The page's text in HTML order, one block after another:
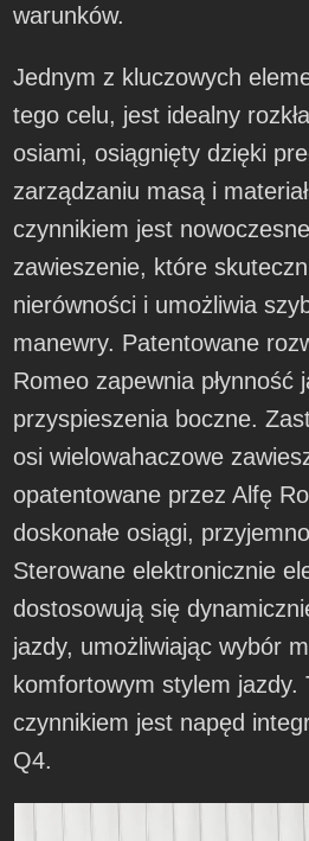
warunków.
Jednym z kluczowych
tego celu, jest idealny
osiami, osiągnięty dzięki
zarządzaniu masą i
czynnikiem jest
zawieszenie, które
nierówności i umożliwia
manewry. Patentowane
Romeo zapewnia płynność
przyspieszenia boczne.
osi wielowahaczowe
opatentowane przez Alfę
doskonałe osiągi,
Sterowane elektronicznie
dostosowują się
jazdy, umożliwiając wybór
komfortowym stylem jazdy.
czynnikiem jest napęd
Q4.